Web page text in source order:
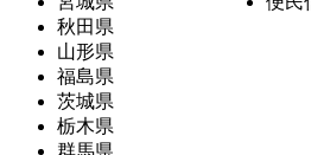
秋田県
山形県
福島県
茨城県
栃木県
群馬県